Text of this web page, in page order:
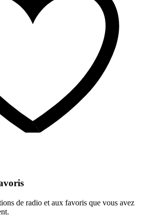
de radio et aux favoris que vous avez